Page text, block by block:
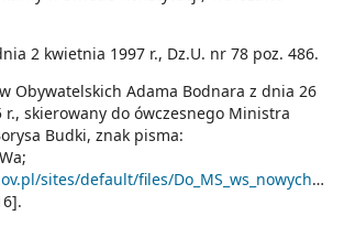
2 kwietnia 1997 r., Dz.U. nr 78 poz. 486.
Obywatelskich Adama Bodnara z dnia 26
r., skierowany do ówczesnego Ministra
Budki, znak pisma: